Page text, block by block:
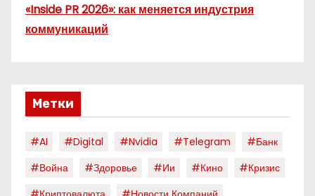
«Inside PR 2026»: как меняется индустрия
коммуникаций
Метки
#AI #digital #nvidia #telegram
#банк
#война
#здоровье #ии #кино
#кризис